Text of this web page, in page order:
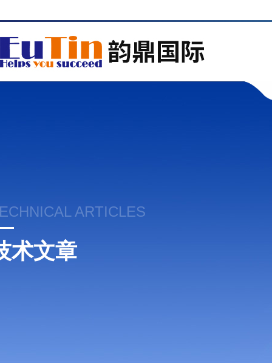
ARTICLES
术文章